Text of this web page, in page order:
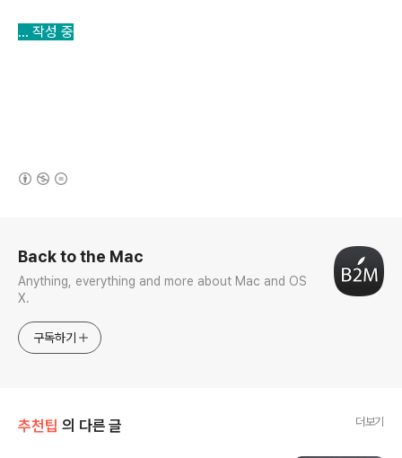
... 작성 중
Back to the Mac
Anything, everything and more about Mac and OS
X.
구독하기
추천팁 의 다른 글 더보기